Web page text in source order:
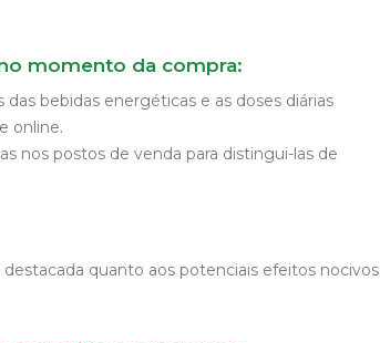
momento da compra:
bebidas energéticas e as doses diárias
online.
nos postos de venda para distingui-las de
quanto aos potenciais efeitos nocivos